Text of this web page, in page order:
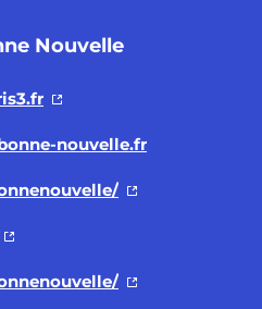
Nouvelle
nouvelle.fr